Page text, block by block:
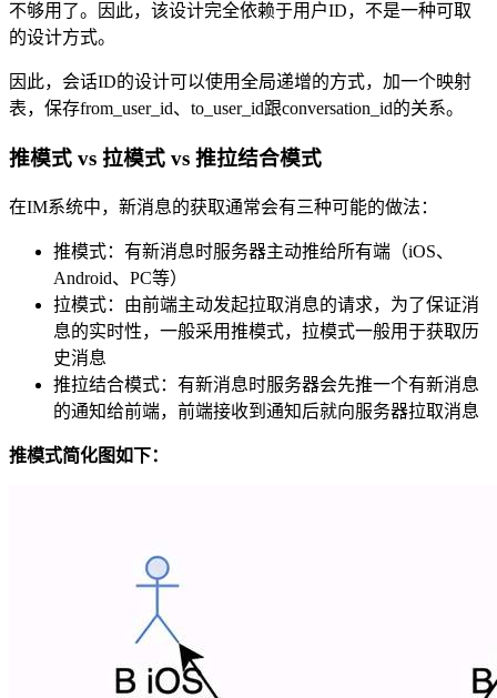
不够用了。因此，该设计完全依赖于用户ID，不是一种可取
的设计方式。
因此，会话ID的设计可以使用全局递增的方式，加一个映射
表，保存from_user_id、to_user_id跟conversation_id的关系。
推模式 vs 拉模式 vs 推拉结合模式
在IM系统中，新消息的获取通常会有三种可能的做法：
推模式：有新消息时服务器主动推给所有端（iOS、
Android、PC等）
拉模式：由前端主动发起拉取消息的请求，为了保证消
息的实时性，一般采用推模式，拉模式一般用于获取历
史消息
推拉结合模式：有新消息时服务器会先推一个有新消息
的通知给前端，前端接收到通知后就向服务器拉取消息
推模式简化图如下：